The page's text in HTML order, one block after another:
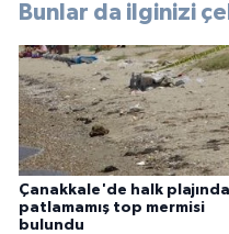
Bunlar da ilginizi
Çanakkale'de halk plajında
patlamamış top mermisi
bulundu